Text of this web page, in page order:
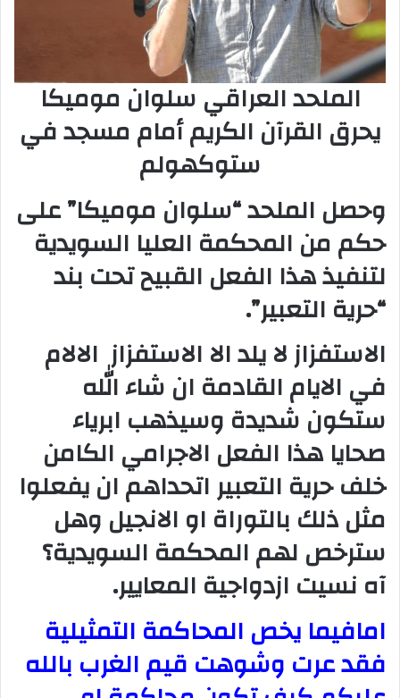
الملحد العراقي سلوان موميكا
يحرق القرآن الكريم أمام مسجد في
ستوكهولم
وحصل الملحد “سلوان موميكا” على
حكم من المحكمة العليا السويدية
لتنفيذ هذا الفعل القبيح تحت بند
“حرية التعبير”.
الاستفزاز لا يلد الا الاستفزاز الالام
في الايام القادمة ان شاء الله
ستكون شديدة وسيذهب ابرياء
صحايا هذا الفعل الاجرامي الكامن
خلف حرية التعبير اتحداهم ان يفعلوا
مثل ذلك بالتوراة او الانجيل وهل
سترخص لهم المحكمة السويدية؟
آه نسيت ازدواجية المعايير.
امافيما يخص المحاكمة التمثيلية
فقد عرت وشوهت قيم الغرب بالله